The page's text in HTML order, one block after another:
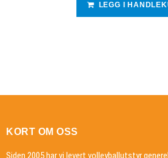
LEGG I
KORT OM OSS
Siden 2005 har vi levert volleyballutstyr